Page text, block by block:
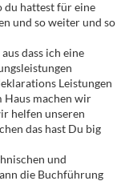
du hattest für eine
und so weiter und so
dass ich eine
Leistungen
Haus machen wir
helfen unseren
das hast Du big
und
die Buchführung